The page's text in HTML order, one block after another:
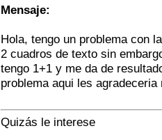
Mensaje:
Hola, tengo un problema con
2 cuadros de texto sin
tengo 1+1 y me da de
problema aqui les
Quizás le interese